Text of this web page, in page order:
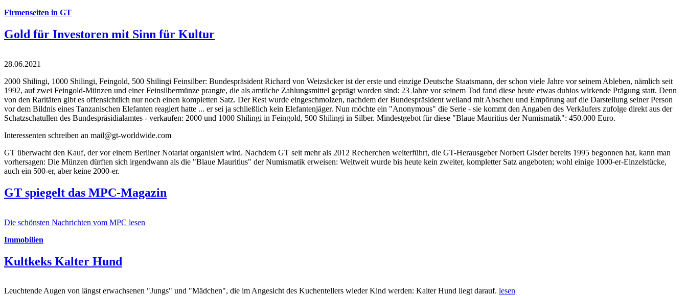
Firmenseiten in GT
Gold für Investoren mit Sinn für Kultur
28.06.2021
2000 Shilingi, 1000 Shilingi, Feingold, 500 Shilingi Feinsilber: Bundespräsident Richard von Weizsäcker ist der erste und einzige Deutsche Staatsmann, der schon viele Jahre vor seinem Ableben, nämlich seit
1992, auf zwei Feingold-Münzen und einer Feinsilbermünze prangte, die als amtliche Zahlungsmittel geprägt worden sind: 23 Jahre vor seinem Tod fand diese heute etwas dubios wirkende Prägung statt. Denn
von den Raritäten gibt es offensichtlich nur noch einen kompletten Satz. Der Rest wurde eingeschmolzen, nachdem der Bundespräsident weiland mit Abscheu und Empörung auf die Darstellung seiner Person
vor dem Bildnis eines Tanzanischen Elefanten reagiert hatte ... er sei ja schließlich kein Elefantenjäger. Nun möchte ein "Anonymous" die Serie - sie kommt den Angaben des Verkäufers zufolge direkt aus der
Schatzschatullen des Bundespräsidialamtes - verkaufen: 2000 und 1000 Shilingi in Feingold, 500 Shilingi in Silber. Mindestgebot für diese "Blaue Mauritius der Numismatik": 450.000 Euro.
Interessenten schreiben an mail@gt-worldwide.com
GT überwacht den Kauf, der vor einem Berliner Notariat organisiert wird. Nachdem GT seit mehr als 2012 Recherchen weiterführt, die GT-Herausgeber Norbert Gisder bereits 1995 begonnen hat, kann man
vorhersagen: Die Münzen dürften sich irgendwann als die "Blaue Mauritius" der Numismatik erweisen: Weltweit wurde bis heute kein zweiter, kompletter Satz angeboten; wohl einige 1000-er-Einzelstücke,
auch ein 500-er, aber keine 2000-er.
GT spiegelt das MPC-Magazin
Die schönsten Nachrichten vom MPC lesen
Immobilien
Kultkeks Kalter Hund
Leuchtende Augen von längst erwachsenen "Jungs" und "Mädchen", die im Angesicht des Kuchentellers wieder Kind werden: Kalter Hund liegt darauf. lesen